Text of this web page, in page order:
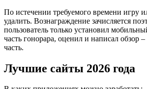
По истечении требуемого времени игру
удалить. Вознаграждение зачисляется
пользователь только установил
часть гонорара, оценил и написал обзор
часть.
Лучшие сайты 2026 года